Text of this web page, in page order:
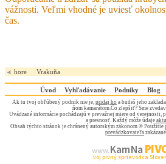
vážnosti. Veľmi vhodné je uviesť
čas.
hore Vrakuňa
Úvod Vyhľadávanie Podniky Blog
Ak tu tvoj obľúbený podnik nie je, pridaj ho a budeš jeho
ňom kamarátom.Čo zlepšiť? Sme
Uvádzané informácie pochádzajú v prevažnej miere od verejnosti,
a presnosť. Každý môže údaje
Obsah týchto stránok je chránený autorským zákonom © Použitie
prevádzkovateľa
www.Kam Na
Tvoj pivný sprievodca